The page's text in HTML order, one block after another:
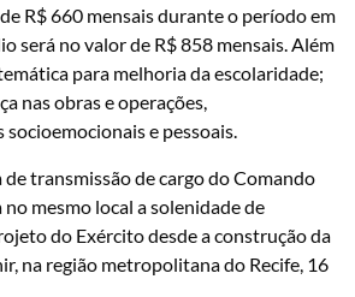
R$ 660 mensais durante o período em
será no valor de R$ 858 mensais. Além
para melhoria da escolaridade;
nas obras e operações,
e pessoais.
transmissão de cargo do Comando
mesmo local a solenidade de
do Exército desde a construção da
na região metropolitana do Recife, 16